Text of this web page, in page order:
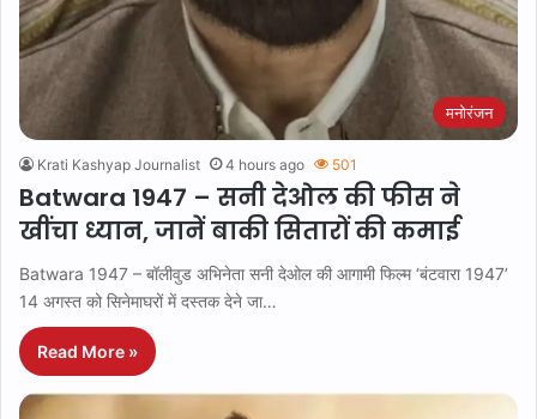
मनोरंजन
Krati Kashyap Journalist 4 hours ago 501
Batwara 1947 – सनी देओल की फीस ने
खींचा ध्यान, जानें बाकी सितारों की कमाई
Batwara 1947 – बॉलीवुड अभिनेता सनी देओल की आगामी फिल्म ‘बंटवारा 1947’
14 अगस्त को सिनेमाघरों में दस्तक देने जा…
Read More »